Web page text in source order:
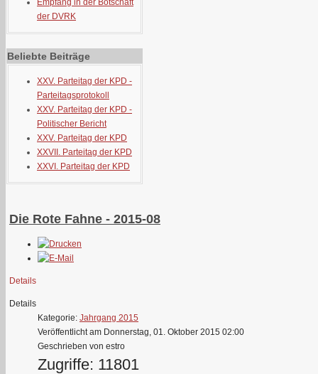
Empfang in der Botschaft
der DVRK
Beliebte Beiträge
XXV. Parteitag der KPD -
Parteitagsprotokoll
XXV. Parteitag der KPD -
Politischer Bericht
XXV. Parteitag der KPD
XXVII. Parteitag der KPD
XXVI. Parteitag der KPD
Die Rote Fahne - 2015-08
Details
Details
Kategorie: Jahrgang 2015
Veröffentlicht am Donnerstag, 01. Oktober 2015 02:00
Geschrieben von estro
Zugriffe: 11801